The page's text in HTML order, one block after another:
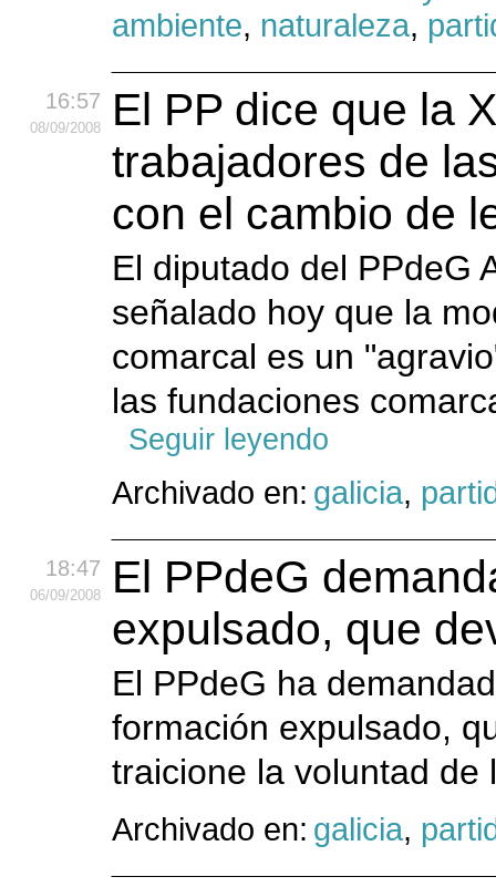
ambiente, naturaleza,
16:57
08/09/2008
El PP dice que la
trabajadores de
con el cambio de
El diputado del PPdeG
señalado hoy que la
comarcal es un
las fundaciones
Seguir leyendo
Archivado en: galicia,
18:47
06/09/2008
El PPdeG
expulsado, que
El PPdeG ha
formación expulsado,
traicione la voluntad
Archivado en: galicia,